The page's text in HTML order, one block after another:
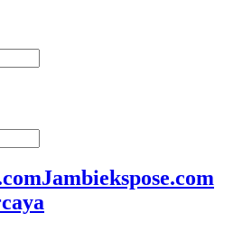
Jambiekspose.com